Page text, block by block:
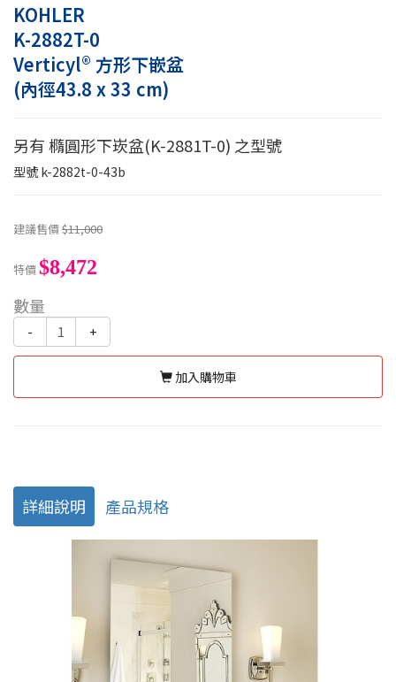
KOHLER
K-2882T-0
Verticyl® 方形下嵌盆
(內徑43.8 x 33 cm)
另有 橢圓形下崁盆(K-2881T-0) 之型號
型號k-2882t-0-43b
建議售價$11,000
特價$8,472
數量
- +
加入購物車
詳細說明 產品規格